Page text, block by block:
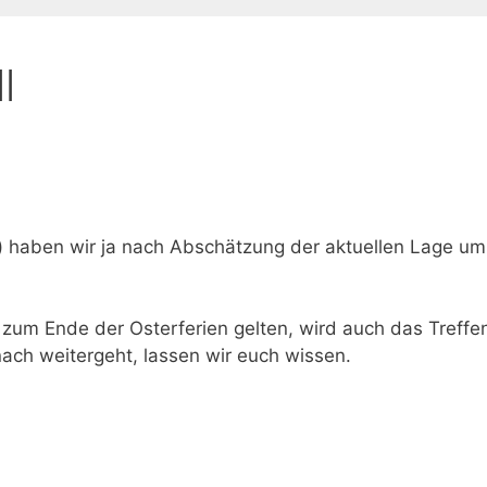
wir ja nach Abschätzung der aktuellen Lage um
Ende der Osterferien gelten, wird auch das
weitergeht, lassen wir euch wissen.